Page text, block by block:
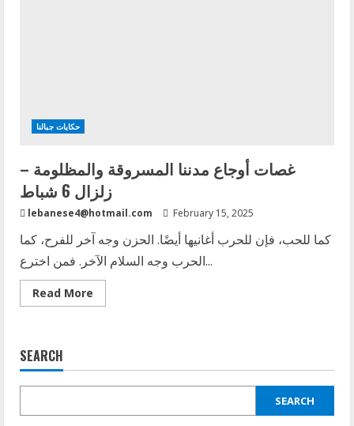
حكايات جبالنا
غصات أوجاع مدننا المسروقة والمظلومة –
زلزال 6 شباط
lebanese4@hotmail.com February 15, 2025
كما للحب، فإن للحرب أغانيها أيضًا. الحزن وجه آخر للفرح، كما
الحرب وجه السلام الآخر. فمن اخترع...
Read More
SEARCH
SEARCH